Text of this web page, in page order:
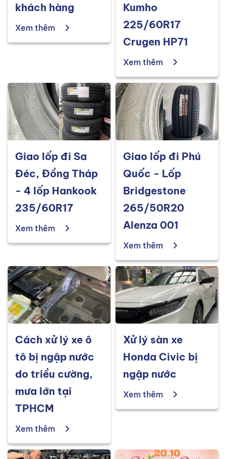
khách hàng
Xem thêm
Kumho
225/60R17
Crugen HP71
Xem thêm
Giao lốp đi Sa
Đéc, Đồng Tháp
- 4 lốp Hankook
235/60R17
Xem thêm
Giao lốp đi Phú
Quốc - Lốp
Bridgestone
265/50R20
Alenza 001
Xem thêm
Cách xử lý xe ô
tô bị ngập nước
do triều cường,
mưa lớn tại
TPHCM
Xem thêm
Xử lý sàn xe
Honda Civic bị
ngập nước
Xem thêm